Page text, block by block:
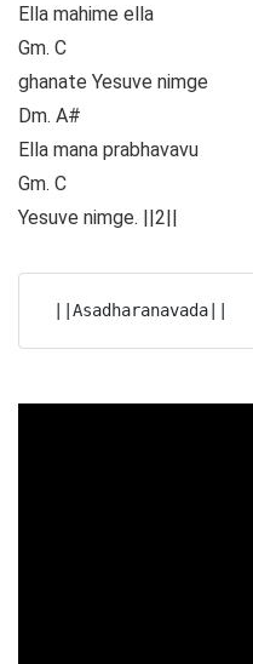
Ella mahime ella
Gm. C
ghanate Yesuve nimge
Dm. A#
Ella mana prabhavavu
Gm. C
Yesuve nimge. ||2||